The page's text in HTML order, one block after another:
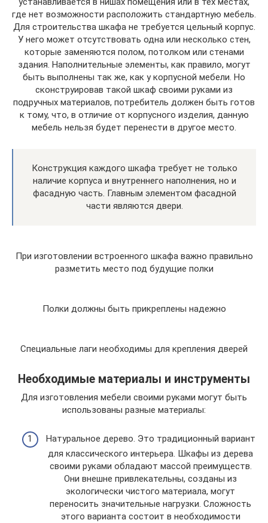
где нет возможности расположить стандартную мебель.
Для строительства шкафа не требуется цельный корпус.
У него может отсутствовать одна или несколько стен,
которые заменяются полом, потолком или стенами
здания. Наполнительные элементы, как правило, могут
быть выполнены так же, как у корпусной мебели. Но
сконструировав такой шкаф своими руками из
подручных материалов, потребитель должен быть готов
к тому, что, в отличие от корпусного изделия, данную
мебель нельзя будет перенести в другое место.
Конструкция каждого шкафа требует не только
наличие корпуса и внутреннего наполнения, но и
фасадную часть. Главным элементом фасадной
части являются двери.
При изготовлении встроенного шкафа важно правильно
разметить место под будущие полки
Полки должны быть прикреплены надежно
Специальные лаги необходимы для крепления дверей
Необходимые материалы и инструменты
Для изготовления мебели своими руками могут быть
использованы разные материалы:
Натуральное дерево. Это традиционный вариант
для классического интерьера. Шкафы из дерева
своими руками обладают массой преимуществ.
Они внешне привлекательны, созданы из
экологически чистого материала, могут
переносить значительные нагрузки. Сложность
этого варианта состоит в необходимости